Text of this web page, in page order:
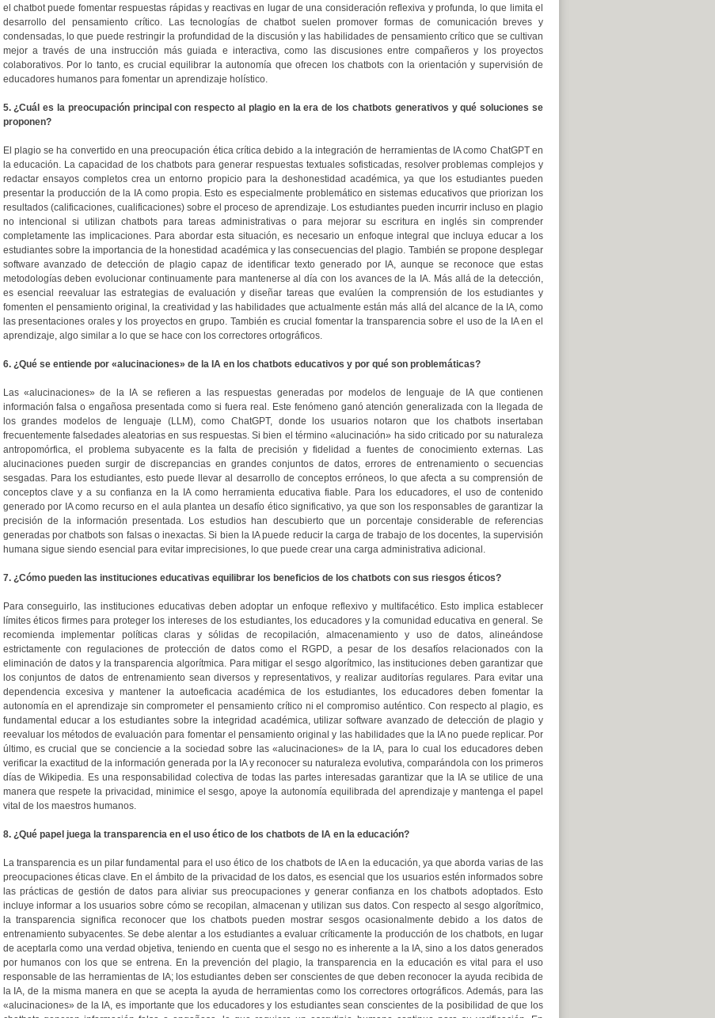
el chatbot puede fomentar respuestas rápidas y reactivas en lugar de una consideración reflexiva y profunda, lo que limita el
desarrollo del pensamiento crítico. Las tecnologías de chatbot suelen promover formas de comunicación breves y
condensadas, lo que puede restringir la profundidad de la discusión y las habilidades de pensamiento crítico que se cultivan
mejor a través de una instrucción más guiada e interactiva, como las discusiones entre compañeros y los proyectos
colaborativos. Por lo tanto, es crucial equilibrar la autonomía que ofrecen los chatbots con la orientación y supervisión de
educadores humanos para fomentar un aprendizaje holístico.
5. ¿Cuál es la preocupación principal con respecto al plagio en la era de los chatbots generativos y qué soluciones se
proponen?
El plagio se ha convertido en una preocupación ética crítica debido a la integración de herramientas de IA como ChatGPT en
la educación. La capacidad de los chatbots para generar respuestas textuales sofisticadas, resolver problemas complejos y
redactar ensayos completos crea un entorno propicio para la deshonestidad académica, ya que los estudiantes pueden
presentar la producción de la IA como propia. Esto es especialmente problemático en sistemas educativos que priorizan los
resultados (calificaciones, cualificaciones) sobre el proceso de aprendizaje. Los estudiantes pueden incurrir incluso en plagio
no intencional si utilizan chatbots para tareas administrativas o para mejorar su escritura en inglés sin comprender
completamente las implicaciones. Para abordar esta situación, es necesario un enfoque integral que incluya educar a los
estudiantes sobre la importancia de la honestidad académica y las consecuencias del plagio. También se propone desplegar
software avanzado de detección de plagio capaz de identificar texto generado por IA, aunque se reconoce que estas
metodologías deben evolucionar continuamente para mantenerse al día con los avances de la IA. Más allá de la detección,
es esencial reevaluar las estrategias de evaluación y diseñar tareas que evalúen la comprensión de los estudiantes y
fomenten el pensamiento original, la creatividad y las habilidades que actualmente están más allá del alcance de la IA, como
las presentaciones orales y los proyectos en grupo. También es crucial fomentar la transparencia sobre el uso de la IA en el
aprendizaje, algo similar a lo que se hace con los correctores ortográficos.
6. ¿Qué se entiende por «alucinaciones» de la IA en los chatbots educativos y por qué son problemáticas?
Las «alucinaciones» de la IA se refieren a las respuestas generadas por modelos de lenguaje de IA que contienen
información falsa o engañosa presentada como si fuera real. Este fenómeno ganó atención generalizada con la llegada de
los grandes modelos de lenguaje (LLM), como ChatGPT, donde los usuarios notaron que los chatbots insertaban
frecuentemente falsedades aleatorias en sus respuestas. Si bien el término «alucinación» ha sido criticado por su naturaleza
antropomórfica, el problema subyacente es la falta de precisión y fidelidad a fuentes de conocimiento externas. Las
alucinaciones pueden surgir de discrepancias en grandes conjuntos de datos, errores de entrenamiento o secuencias
sesgadas. Para los estudiantes, esto puede llevar al desarrollo de conceptos erróneos, lo que afecta a su comprensión de
conceptos clave y a su confianza en la IA como herramienta educativa fiable. Para los educadores, el uso de contenido
generado por IA como recurso en el aula plantea un desafío ético significativo, ya que son los responsables de garantizar la
precisión de la información presentada. Los estudios han descubierto que un porcentaje considerable de referencias
generadas por chatbots son falsas o inexactas. Si bien la IA puede reducir la carga de trabajo de los docentes, la supervisión
humana sigue siendo esencial para evitar imprecisiones, lo que puede crear una carga administrativa adicional.
7. ¿Cómo pueden las instituciones educativas equilibrar los beneficios de los chatbots con sus riesgos éticos?
Para conseguirlo, las instituciones educativas deben adoptar un enfoque reflexivo y multifacético. Esto implica establecer
límites éticos firmes para proteger los intereses de los estudiantes, los educadores y la comunidad educativa en general. Se
recomienda implementar políticas claras y sólidas de recopilación, almacenamiento y uso de datos, alineándose
estrictamente con regulaciones de protección de datos como el RGPD, a pesar de los desafíos relacionados con la
eliminación de datos y la transparencia algorítmica. Para mitigar el sesgo algorítmico, las instituciones deben garantizar que
los conjuntos de datos de entrenamiento sean diversos y representativos, y realizar auditorías regulares. Para evitar una
dependencia excesiva y mantener la autoeficacia académica de los estudiantes, los educadores deben fomentar la
autonomía en el aprendizaje sin comprometer el pensamiento crítico ni el compromiso auténtico. Con respecto al plagio, es
fundamental educar a los estudiantes sobre la integridad académica, utilizar software avanzado de detección de plagio y
reevaluar los métodos de evaluación para fomentar el pensamiento original y las habilidades que la IA no puede replicar. Por
último, es crucial que se conciencie a la sociedad sobre las «alucinaciones» de la IA, para lo cual los educadores deben
verificar la exactitud de la información generada por la IA y reconocer su naturaleza evolutiva, comparándola con los primeros
días de Wikipedia. Es una responsabilidad colectiva de todas las partes interesadas garantizar que la IA se utilice de una
manera que respete la privacidad, minimice el sesgo, apoye la autonomía equilibrada del aprendizaje y mantenga el papel
vital de los maestros humanos.
8. ¿Qué papel juega la transparencia en el uso ético de los chatbots de IA en la educación?
La transparencia es un pilar fundamental para el uso ético de los chatbots de IA en la educación, ya que aborda varias de las
preocupaciones éticas clave. En el ámbito de la privacidad de los datos, es esencial que los usuarios estén informados sobre
las prácticas de gestión de datos para aliviar sus preocupaciones y generar confianza en los chatbots adoptados. Esto
incluye informar a los usuarios sobre cómo se recopilan, almacenan y utilizan sus datos. Con respecto al sesgo algorítmico,
la transparencia significa reconocer que los chatbots pueden mostrar sesgos ocasionalmente debido a los datos de
entrenamiento subyacentes. Se debe alentar a los estudiantes a evaluar críticamente la producción de los chatbots, en lugar
de aceptarla como una verdad objetiva, teniendo en cuenta que el sesgo no es inherente a la IA, sino a los datos generados
por humanos con los que se entrena. En la prevención del plagio, la transparencia en la educación es vital para el uso
responsable de las herramientas de IA; los estudiantes deben ser conscientes de que deben reconocer la ayuda recibida de
la IA, de la misma manera en que se acepta la ayuda de herramientas como los correctores ortográficos. Además, para las
«alucinaciones» de la IA, es importante que los educadores y los estudiantes sean conscientes de la posibilidad de que los